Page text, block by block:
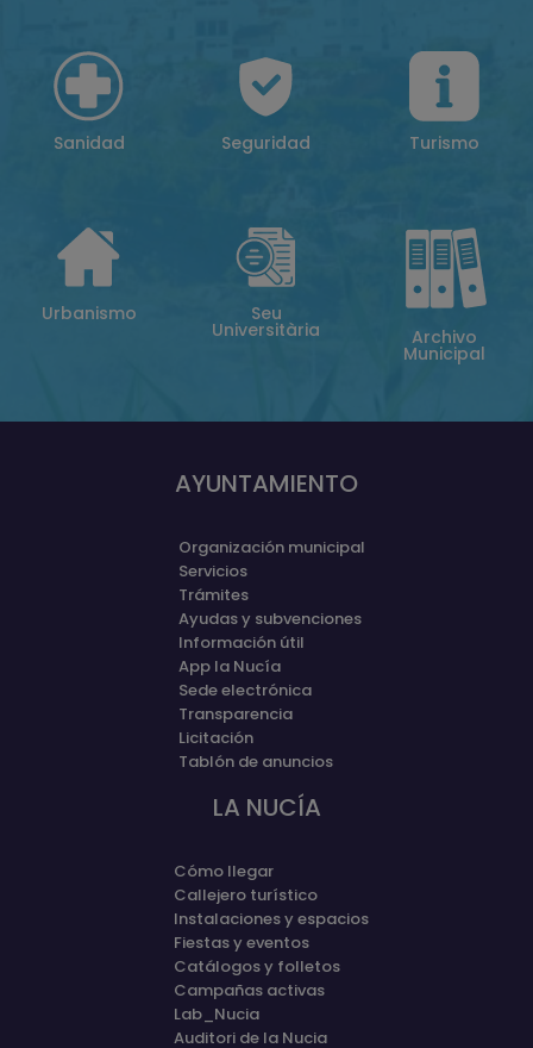
Sanidad Seguridad Turismo
Urbanismo Seu
Universitària Archivo
Municipal
AYUNTAMIENTO
Organización municipal
Servicios
Trámites
Ayudas y subvenciones
Información útil
App la Nucía
Sede electrónica
Transparencia
Licitación
Tablón de anuncios
LA NUCÍA
Cómo llegar
Callejero turístico
Instalaciones y espacios
Fiestas y eventos
Catálogos y folletos
Campañas activas
Lab_Nucia
Auditori de la Nucia